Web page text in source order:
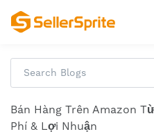
Bán Hàng Trên Amazon
Phí & Lợi Nhuận